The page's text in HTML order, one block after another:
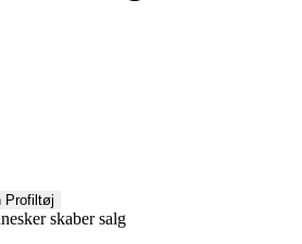
Profiltøj
skaber salg